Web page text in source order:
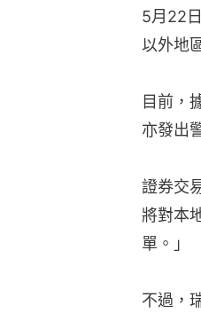
5月22
以外地
目前，
亦發出
證券交
將對本
單。」
不過，